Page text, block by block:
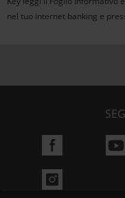
nel tuo internet banking e